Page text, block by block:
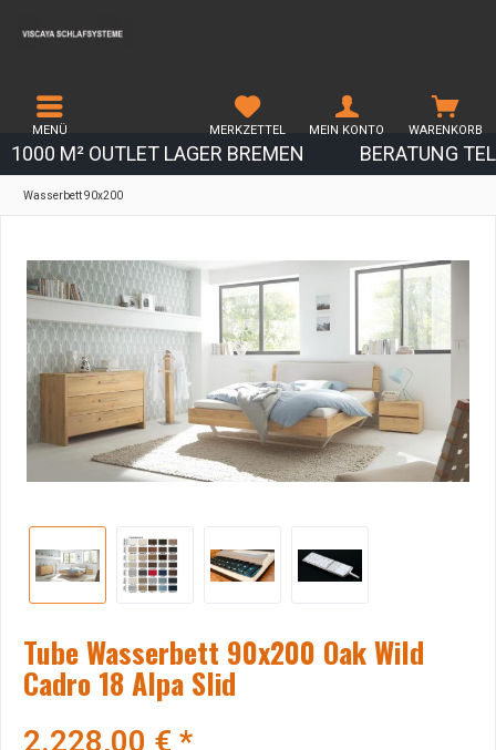
1000 M² OUTLET LAGER BREMEN BERATUNG
MENÜ WARENKORB
MERKZETTEL MEIN KONTO
Wasserbett 90x200
Tube Wasserbett 90x200 Oak Wild
Cadro 18 Alpa Slid
2.228,00 € *